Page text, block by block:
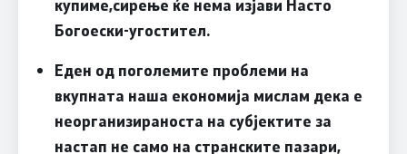
купиме,сирење ќе нема изјави Насто
Богоески-угостител.
Еден од поголемите проблеми на
вкупната наша економија мислам дека е
неорганизираноста на субјектите за
настап не само на странските пазари,